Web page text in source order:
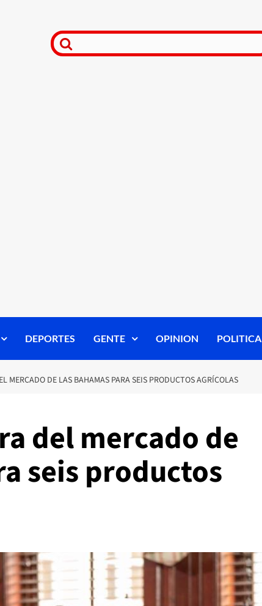
DEPORTES GENTE OPINION POLITICA
MERCADO DE LAS BAHAMAS PARA SEIS PRODUCTOS AGRÍCOLAS
del mercado de
seis productos